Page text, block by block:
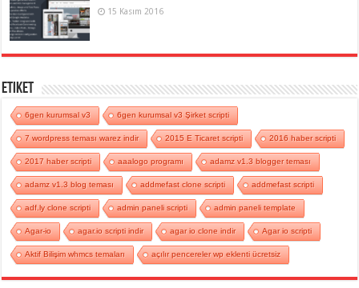
15 Kasım 2016
Etiket
6gen kurumsal v3 6gen kurumsal v3 Şirket scripti
7 wordpress teması warez indir 2015 E Ticaret scripti 2016 haber scripti
2017 haber scripti aaalogo programı adamz v1.3 blogger teması
adamz v1.3 blog teması addmefast clone scripti addmefast scripti
adf.ly clone scripti admin paneli scripti admin paneli template
Agar-io agar.io scripti indir agar io clone indir Agar io scripti
Aktif Bilişim whmcs temaları açılır pencereler wp eklenti ücretsiz